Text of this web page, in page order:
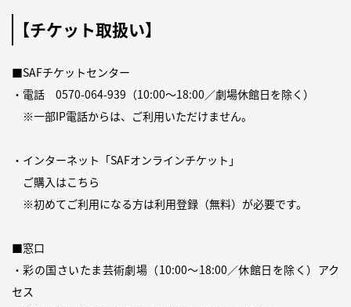
【チケット取扱い】
■SAFチケットセンター
・電話 0570-064-939 （10:00～18:00／劇場休館日を除く）
※一部IP電話からは、ご利用いただけません。
・インターネット「SAFオンラインチケット」
ご購入はこちら
※初めてご利用になる方は利用登録（無料）が必要です。
■窓口
・彩の国さいたま芸術劇場（10:00～18:00／休館日を除く） アク
セス